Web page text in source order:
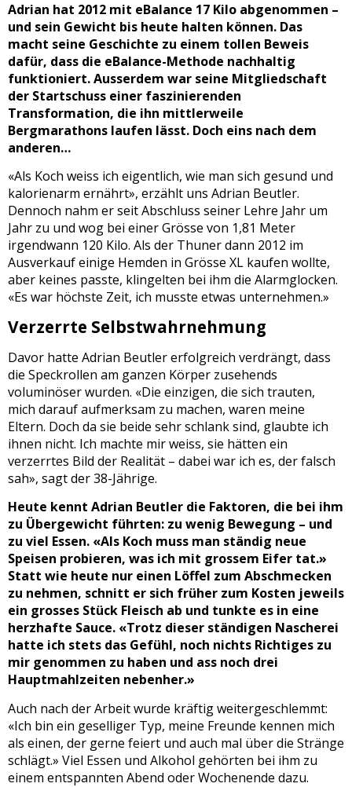
Adrian hat 2012 mit eBalance 17 Kilo abgenommen –
und sein Gewicht bis heute halten können. Das
macht seine Geschichte zu einem tollen Beweis
dafür, dass die eBalance-Methode nachhaltig
funktioniert. Ausserdem war seine Mitgliedschaft
der Startschuss einer faszinierenden
Transformation, die ihn mittlerweile
Bergmarathons laufen lässt. Doch eins nach dem
anderen…
«Als Koch weiss ich eigentlich, wie man sich gesund und
kalorienarm ernährt», erzählt uns Adrian Beutler.
Dennoch nahm er seit Abschluss seiner Lehre Jahr um
Jahr zu und wog bei einer Grösse von 1,81 Meter
irgendwann 120 Kilo. Als der Thuner dann 2012 im
Ausverkauf einige Hemden in Grösse XL kaufen wollte,
aber keines passte, klingelten bei ihm die Alarmglocken.
«Es war höchste Zeit, ich musste etwas unternehmen.»
Verzerrte Selbstwahrnehmung
Davor hatte Adrian Beutler erfolgreich verdrängt, dass
die Speckrollen am ganzen Körper zusehends
voluminöser wurden. «Die einzigen, die sich trauten,
mich darauf aufmerksam zu machen, waren meine
Eltern. Doch da sie beide sehr schlank sind, glaubte ich
ihnen nicht. Ich machte mir weiss, sie hätten ein
verzerrtes Bild der Realität – dabei war ich es, der falsch
sah», sagt der 38-Jährige.
Heute kennt Adrian Beutler die Faktoren, die bei ihm
zu Übergewicht führten: zu wenig Bewegung – und
zu viel Essen. «Als Koch muss man ständig neue
Speisen probieren, was ich mit grossem Eifer tat.»
Statt wie heute nur einen Löffel zum Abschmecken
zu nehmen, schnitt er sich früher zum Kosten jeweils
ein grosses Stück Fleisch ab und tunkte es in eine
herzhafte Sauce. «Trotz dieser ständigen Nascherei
hatte ich stets das Gefühl, noch nichts Richtiges zu
mir genommen zu haben und ass noch drei
Hauptmahlzeiten nebenher.»
Auch nach der Arbeit wurde kräftig weitergeschlemmt:
«Ich bin ein geselliger Typ, meine Freunde kennen mich
als einen, der gerne feiert und auch mal über die Stränge
schlägt.» Viel Essen und Alkohol gehörten bei ihm zu
einem entspannten Abend oder Wochenende dazu.